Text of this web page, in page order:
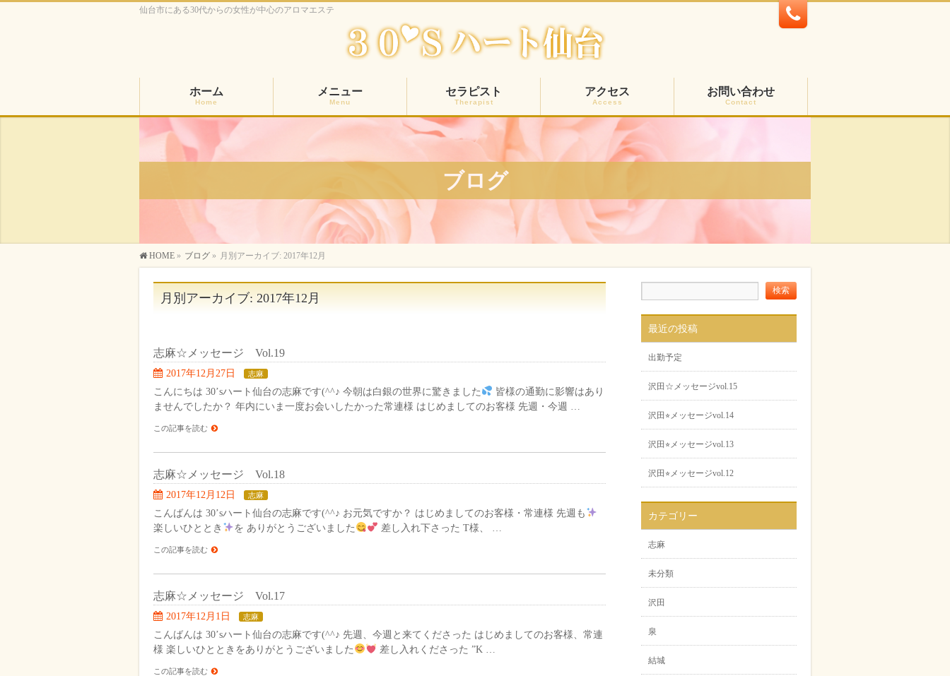
仙台市にある30代からの女性が中心のアロマエステ
ホーム
Home
メニュー
Menu
セラピスト
Therapist
アクセス
Access
お問い合わせ
Contact
ブログ
HOME » ブログ » 月別アーカイブ: 2017年12月
月別アーカイブ: 2017年12月
志麻☆メッセージ Vol.19
2017年12月27日 志麻
こんにちは 30’sハート仙台の志麻です(^^♪ 今朝は白銀の世界に驚きました
皆様の通勤に影響はあり
ませんでしたか？ 年内にいま一度お会いしたかった常連様 はじめましてのお客様 先週・今週 …
この記事を読む
志麻☆メッセージ Vol.18
2017年12月12日 志麻
こんばんは 30’sハート仙台の志麻です(^^♪ お元気ですか？ はじめましてのお客様・常連様 先週も
楽しいひととき
を ありがとうございました 差し入れ下さった T様、 …
この記事を読む
志麻☆メッセージ Vol.17
2017年12月1日 志麻
こんばんは 30’sハート仙台の志麻です(^^♪ 先週、今週と来てくださった はじめましてのお客様、常連
様 楽しいひとときをありがとうございました
差し入れくださった ”K …
この記事を読む
最近の投稿
出勤予定
沢田☆メッセージvol.15
沢田⭐︎メッセージvol.14
沢田⭐︎メッセージvol.13
沢田⭐︎メッセージvol.12
カテゴリー
志麻
未分類
沢田
泉
結城